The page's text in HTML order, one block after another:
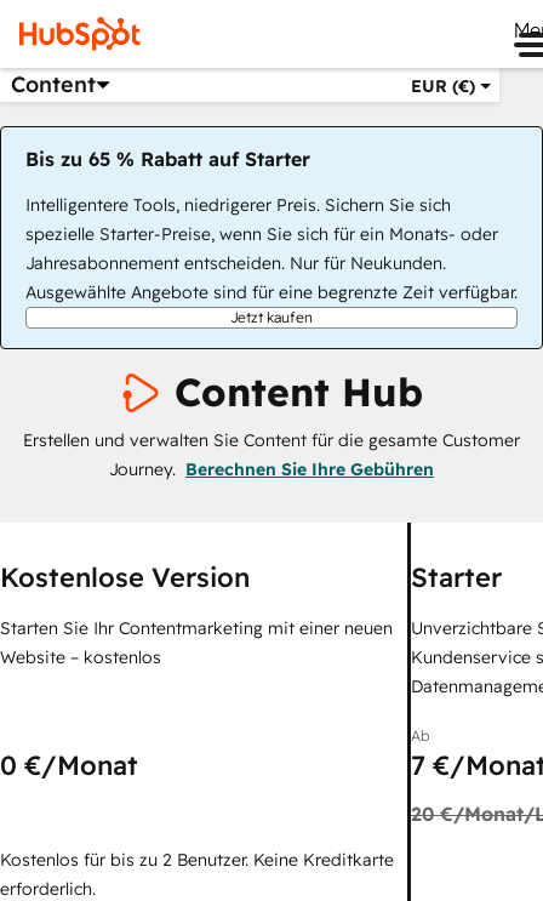
Content EUR (€)
Bis zu 65 % Rabatt auf Starter
Intelligentere Tools, niedrigerer Preis. Sichern Sie sich
spezielle Starter-Preise, wenn Sie sich für ein Monats- oder
Jahresabonnement entscheiden. Nur für Neukunden.
Ausgewählte Angebote sind für eine begrenzte Zeit verfügbar.
Jetzt kaufen
Content Hub
Erstellen und verwalten Sie Content für die gesamte Customer
Journey. Berechnen Sie Ihre Gebühren
Kostenlose Version
Starten Sie Ihr Contentmarketing mit einer neuen
Website – kostenlos
0 €/Monat
Kostenlos für bis zu 2 Benutzer. Keine Kreditkarte
erforderlich.
Starter
Unverzichtbare
Kundenservice
Ab
7 €/
20 €/Monat/